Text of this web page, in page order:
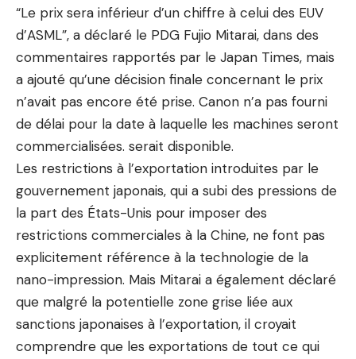
“Le prix sera inférieur d’un chiffre à celui des EUV
d’ASML”, a déclaré le PDG Fujio Mitarai, dans des
commentaires rapportés par le Japan Times, mais
a ajouté qu’une décision finale concernant le prix
n’avait pas encore été prise. Canon n’a pas fourni
de délai pour la date à laquelle les machines seront
commercialisées. serait disponible.
Les restrictions à l’exportation introduites par le
gouvernement japonais, qui a subi des pressions de
la part des États-Unis pour imposer des
restrictions commerciales à la Chine, ne font pas
explicitement référence à la technologie de la
nano-impression. Mais Mitarai a également déclaré
que malgré la potentielle zone grise liée aux
sanctions japonaises à l’exportation, il croyait
comprendre que les exportations de tout ce qui